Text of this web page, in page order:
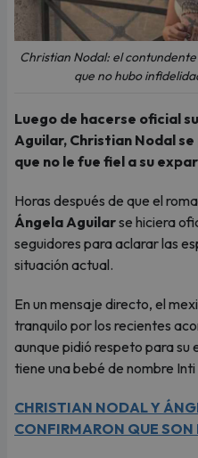
Christian Nodal: el
que no hubo
Luego de hacerse oficial
Aguilar, Christian Nodal
que no le fue fiel a su
Horas después de que el
Ángela Aguilarse hiciera
seguidores para aclarar las
situación actual.
En un mensaje directo, el
tranquilo por los recientes
aunque pidió respeto para su
tiene una bebé de nombre
CHRISTIAN NODAL Y
CONFIRMARON QUE